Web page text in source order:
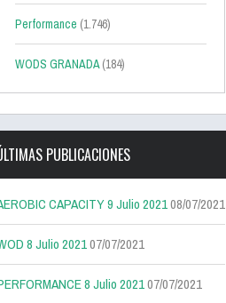
Performance (1.746)
WODS GRANADA(184)
PUBLICACIONES
CAPACITY 9 Julio 202108/07/2021
8 Julio 202107/07/2021
8 Julio 202107/07/2021